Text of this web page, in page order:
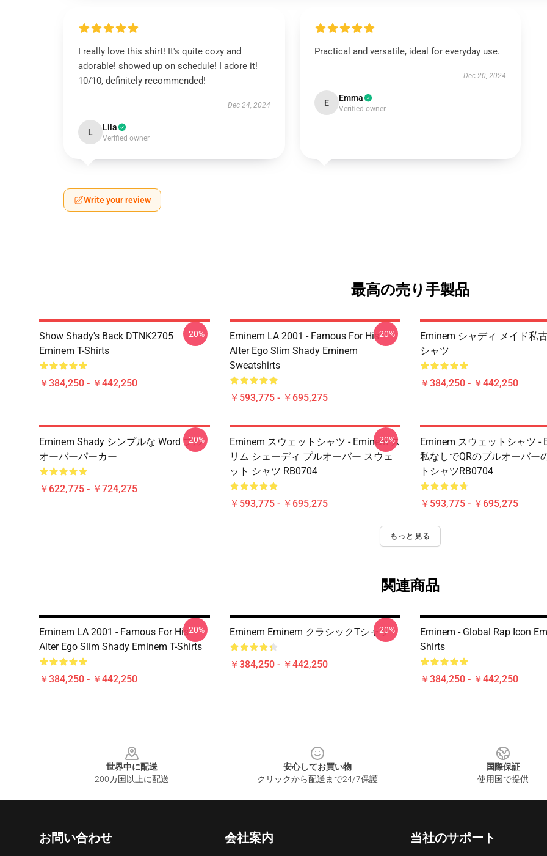
I really love this shirt! It's quite cozy and
adorable! showed up on schedule! I adore it!
10/10, definitely recommended!
Dec 24, 2024
L Lila
Verified owner
Practical and versatile, ideal for everyday use.
Dec 20, 2024
E Emma
Verified owner
Write your review
最高の売り手製品
Show Shady's Back DTNK2705
Eminem T-Shirts
￥384,250 - ￥442,250
-20%
Eminem LA 2001 - Famous For His
Alter Ego Slim Shady Eminem
Sweatshirts
￥593,775 - ￥695,275
-20%
Eminem シャディ メイド私
シャツ
￥384,250 - ￥442,250
Eminem Shady シンプルな Word プル
オーバーパーカー
￥622,775 - ￥724,275
-20%
Eminem スウェットシャツ - Eminem ス
リム シェーディ プルオーバー スウェ
ット シャツ RB0704
￥593,775 - ￥695,275
-20%
Eminem スウェットシャツ -
私なしでQRのプルオーバー
トシャツRB0704
￥593,775 - ￥695,275
もっと見る
関連商品
Eminem LA 2001 - Famous For His
Alter Ego Slim Shady Eminem T-Shirts
￥384,250 - ￥442,250
-20% Eminem Eminem クラシックTシャツ
￥384,250 - ￥442,250
-20%
Eminem - Global Rap Icon
Shirts
￥384,250 - ￥442,250
世界中に配送
200カ国以上に配送
安心してお買い物
クリックから配送まで24/7保護
国際保証
使用国で提供
お問い合わせ 会社案内 当社のサポート